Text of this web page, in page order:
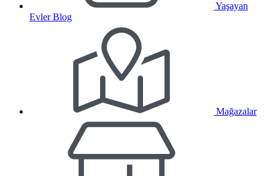
Yaşayan
Evler Blog
Mağazalar